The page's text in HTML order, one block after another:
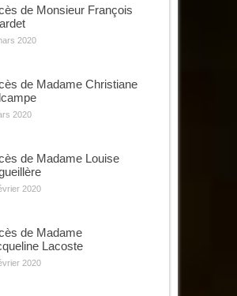
de Monsieur François
2020
de Madame Christiane
2020
de Madame Louise
2020
de Madame
Lacoste
2020